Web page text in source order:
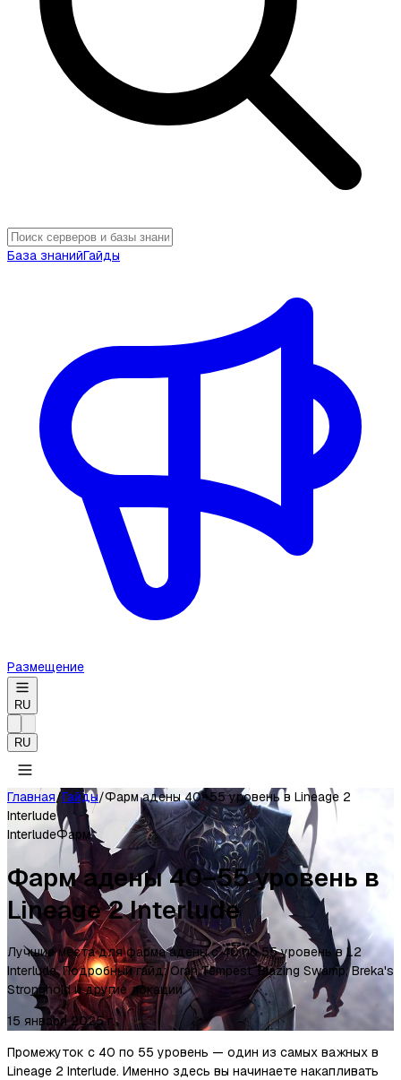
База знанийГайды
Размещение
RU
RU
Главная/Гайды/Фарм адены 40–55 уровень в Lineage 2
Interlude
InterludeФарм
Фарм адены 40–55 уровень в
Lineage 2 Interlude
Лучшие места для фарма адены с 40 по 55 уровень в L2
Interlude. Подробный гайд: Oran Tempest, Blazing Swamp, Breka's
Stronghold и другие локации.
15 января 2025 г.
Промежуток с 40 по 55 уровень — один из самых важных в
Lineage 2 Interlude. Именно здесь вы начинаете накапливать